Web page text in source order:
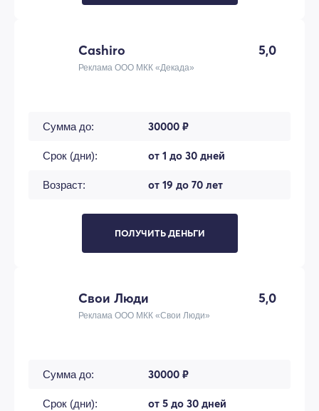
Cashiro 5,0
Реклама ООО МКК «Декада»
Сумма до: 30000 ₽
Срок (дни): от 1 до 30 дней
Возраст: от 19 до 70 лет
ПОЛУЧИТЬ ДЕНЬГИ
Свои Люди 5,0
Реклама ООО МКК «Свои Люди»
Сумма до: 30000 ₽
Срок (дни): от 5 до 30 дней